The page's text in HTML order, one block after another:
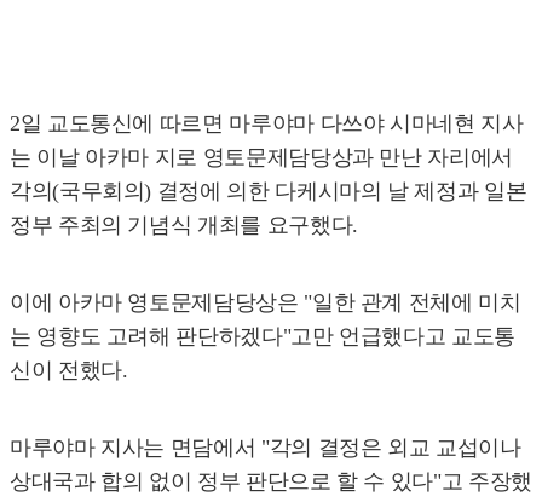
2일 교도통신에 따르면 마루야마 다쓰야 시마네현 지사
는 이날 아카마 지로 영토문제담당상과 만난 자리에서
각의(국무회의) 결정에 의한 다케시마의 날 제정과 일본
정부 주최의 기념식 개최를 요구했다.
이에 아카마 영토문제담당상은 "일한 관계 전체에 미치
는 영향도 고려해 판단하겠다"고만 언급했다고 교도통
신이 전했다.
마루야마 지사는 면담에서 "각의 결정은 외교 교섭이나
상대국과 합의 없이 정부 판단으로 할 수 있다"고 주장했